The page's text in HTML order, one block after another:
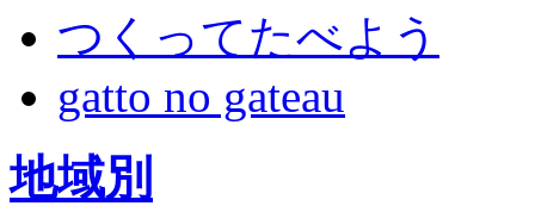
つくってたべよう
gatto no gateau
地域別